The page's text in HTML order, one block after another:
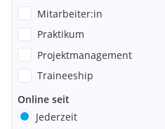
Mitarbeiter:in
Praktikum
Projektmanagement
Traineeship
Online seit
Jederzeit